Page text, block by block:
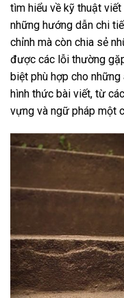
tìm hiểu về kỹ thuật
những hướng dẫn chi
chỉnh mà còn chia sẻ
được các lỗi thường
biệt phù hợp cho
hình thức bài viết, từ
vựng và ngữ pháp một